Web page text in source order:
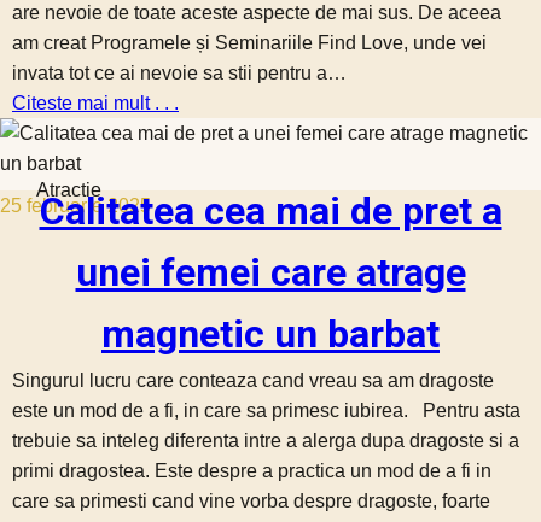
are nevoie de toate aceste aspecte de mai sus. De aceea
am creat Programele și Seminariile Find Love, unde vei
invata tot ce ai nevoie sa stii pentru a…
Citeste mai mult . . .
25 februarie 2025
Atractie
Calitatea cea mai de pret a
unei femei care atrage
magnetic un barbat
Singurul lucru care conteaza cand vreau sa am dragoste
este un mod de a fi, in care sa primesc iubirea. Pentru asta
trebuie sa inteleg diferenta intre a alerga dupa dragoste si a
primi dragostea. Este despre a practica un mod de a fi in
care sa primesti cand vine vorba despre dragoste, foarte